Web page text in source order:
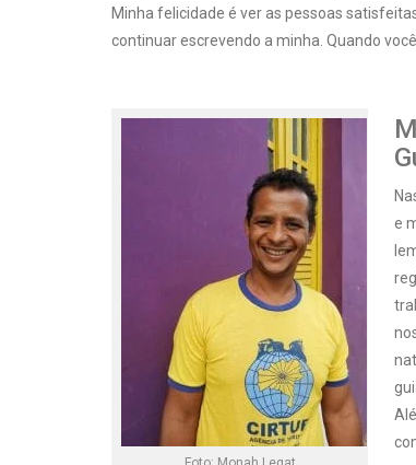
Minha felicidade é ver as pessoas
continuar escrevendo a minha. Quando
e